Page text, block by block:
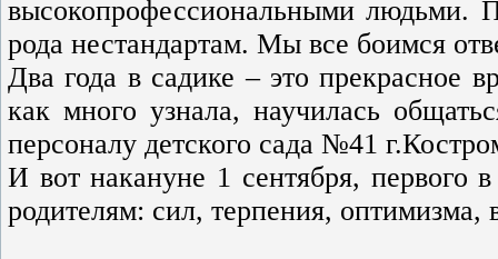
высокопрофессиональными людьми.
рода нестандартам. Мы все боимся
Два года в садике – это прекрасное
как много узнала, научилась
персоналу детского сада №41
И вот накануне 1 сентября,
родителям: сил, терпения,